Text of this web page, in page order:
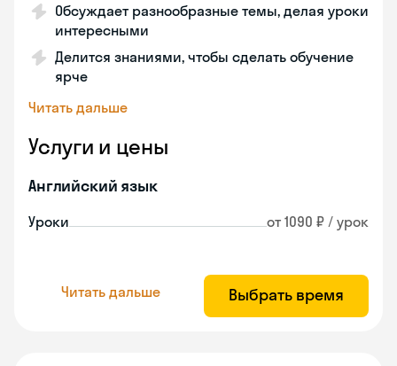
Обсуждает разнообразные темы, делая уроки
интересными
Делится знаниями, чтобы сделать обучение
ярче
Читать дальше
Услуги и цены
Английский язык
Уроки от 1090 ₽ / урок
Читать дальше Выбрать время